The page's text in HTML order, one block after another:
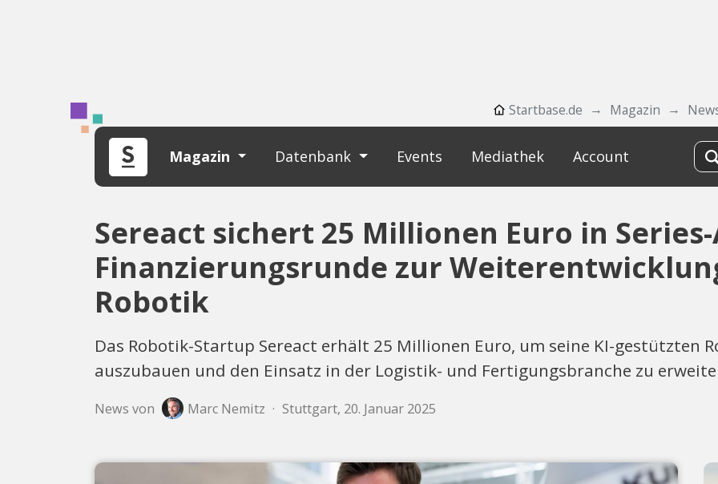
Startbase.de Magazin
Magazin Datenbank Events Mediathek Account
Sereact sichert 25 Millionen Euro in Series-
Finanzierungsrunde zur
Robotik
Das Robotik-Startup Sereact erhält 25 Millionen Euro, um seine KI-gestützten
auszubauen und den Einsatz in der Logistik- und Fertigungsbranche zu
News von Marc Nemitz · Stuttgart, 20. Januar 2025